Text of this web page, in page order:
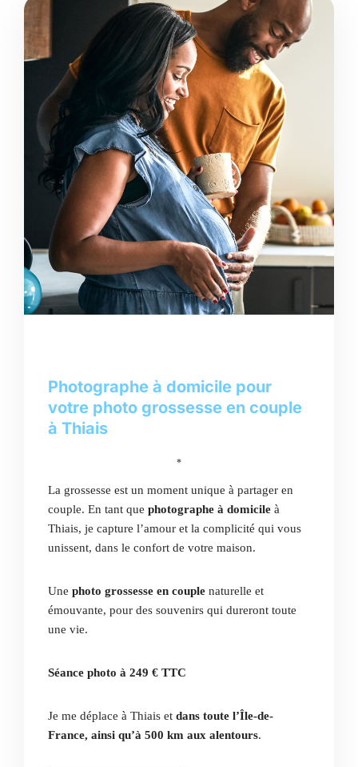
Photographe à domicile pour
votre photo grossesse en couple
à Thiais
*
La grossesse est un moment unique à partager en
couple. En tant que photographe à domicile à
Thiais, je capture l’amour et la complicité qui vous
unissent, dans le confort de votre maison.
Une photo grossesse en couple naturelle et
émouvante, pour des souvenirs qui dureront toute
une vie.
Séance photo à 249 € TTC
Je me déplace à Thiais et dans toute l’Île-de-
France, ainsi qu’à 500 km aux alentours.